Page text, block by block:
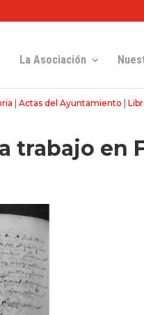
La Asociación
Actas del Ayuntamiento
trabajo